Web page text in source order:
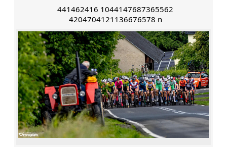
441462416 1044147687365562
4204704121136676578 n